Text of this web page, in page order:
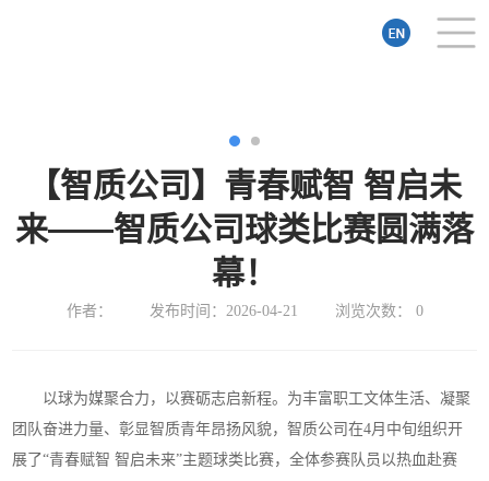
【智质公司】青春赋智 智启未
来——智质公司球类比赛圆满落
幕！
作者： 发布时间：2026-04-21 浏览次数： 0
以球为媒聚合力，以赛砺志启新程。为丰富职工文体生活、凝聚
团队奋进力量、彰显智质青年昂扬风貌，智质公司在4月中旬组织开
展了“青春赋智 智启未来”主题球类比赛，全体参赛队员以热血赴赛